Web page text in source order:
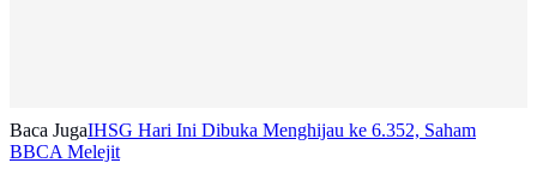
Baca JugaIHSG Hari Ini Dibuka Menghijau ke 6.352, Saham
BBCA Melejit